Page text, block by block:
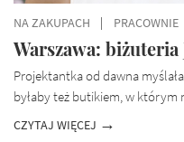
NA ZAKUPACH PRACOWNIE
Warszawa: biżuteria
Projektantka od dawna
byłaby też butikiem, w którym
CZYTAJ WIĘCEJ